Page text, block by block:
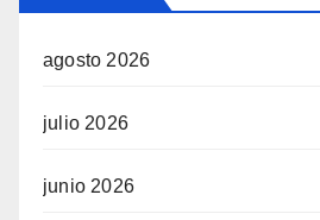
agosto 2026
julio 2026
junio 2026